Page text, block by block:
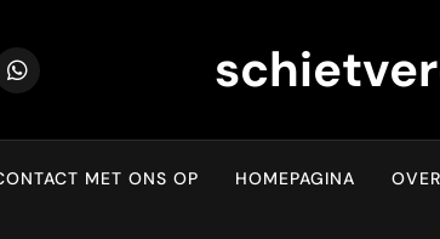
MET ONS OP HOMEPAGINA